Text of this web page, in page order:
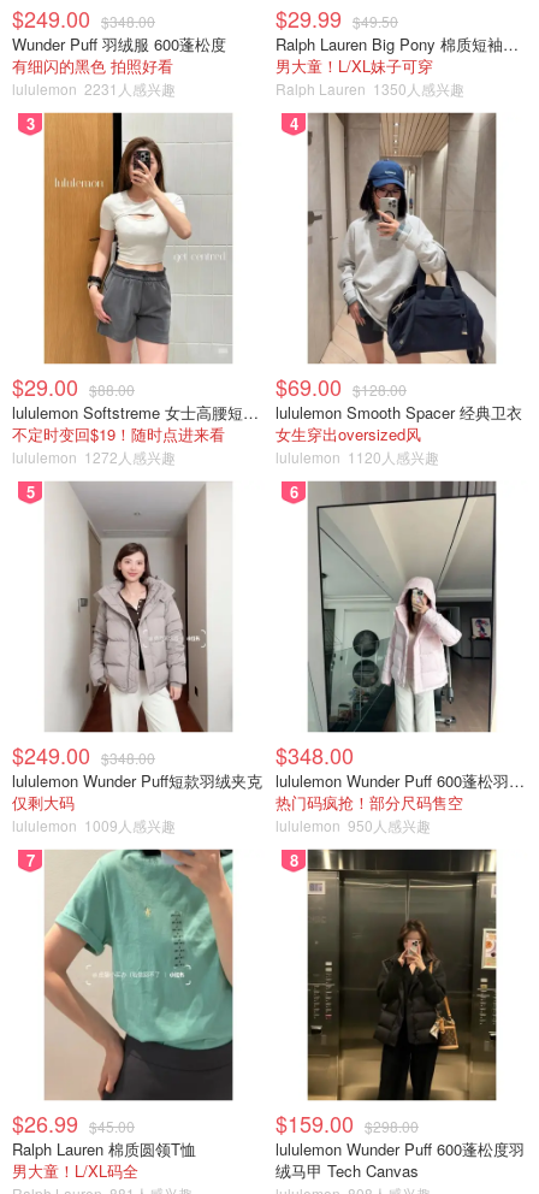
$249.00 $348.00
Wunder Puff 羽绒服 600蓬松度
有细闪的黑色 拍照好看
lululemon 2231人感兴趣
$29.99 $49.50
Ralph Lauren Big Pony 棉质短袖T恤
男大童！L/XL妹子可穿
Ralph Lauren 1350人感兴趣
3
$29.00 $88.00
lululemon Softstreme 女士高腰短裤 10cm
不定时变回$19！随时点进来看
lululemon 1272人感兴趣
4
$69.00 $128.00
lululemon Smooth Spacer 经典卫衣
女生穿出oversized风
lululemon 1120人感兴趣
5
$249.00 $348.00
lululemon Wunder Puff短款羽绒夹克
仅剩大码
lululemon 1009人感兴趣
6
$348.00
lululemon Wunder Puff 600蓬松羽绒夹克
热门码疯抢！部分尺码售空
lululemon 950人感兴趣
7
$26.99 $45.00
Ralph Lauren 棉质圆领T恤
男大童！L/XL码全
8
$159.00 $298.00
lululemon Wunder Puff 600蓬松度羽
绒马甲 Tech Canvas